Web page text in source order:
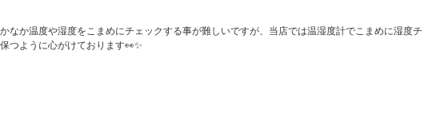
なか温度や湿度をこまめにチェックする事が難しいですが、当店では温湿度計でこまめに湿度チ
つように心がけております👀✨